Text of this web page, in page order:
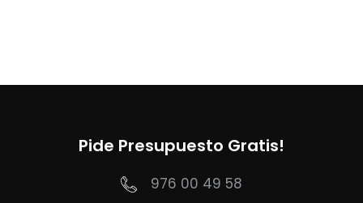
Pide Presupuesto Gratis!
976 00 49 58